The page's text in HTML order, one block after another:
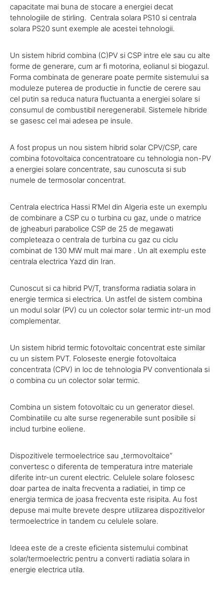
capacitate mai buna de stocare a energiei decat
tehnologiile de stirling. Centrala solara PS10 si centrala
solara PS20 sunt exemple ale acestei tehnologii.
Un sistem hibrid combina (C)PV si CSP intre ele sau cu alte
forme de generare, cum ar fi motorina, eolianul si biogazul.
Forma combinata de generare poate permite sistemului sa
moduleze puterea de productie in functie de cerere sau
cel putin sa reduca natura fluctuanta a energiei solare si
consumul de combustibil neregenerabil. Sistemele hibride
se gasesc cel mai adesea pe insule.
A fost propus un nou sistem hibrid solar CPV/CSP, care
combina fotovoltaica concentratoare cu tehnologia non-PV
a energiei solare concentrate, sau cunoscuta si sub
numele de termosolar concentrat.
Centrala electrica Hassi R’Mel din Algeria este un exemplu
de combinare a CSP cu o turbina cu gaz, unde o matrice
de jgheaburi parabolice CSP de 25 de megawati
completeaza o centrala de turbina cu gaz cu ciclu
combinat de 130 MW mult mai mare . Un alt exemplu este
centrala electrica Yazd din Iran.
Cunoscut si ca hibrid PV/T, transforma radiatia solara in
energie termica si electrica. Un astfel de sistem combina
un modul solar (PV) cu un colector solar termic intr-un mod
complementar.
Un sistem hibrid termic fotovoltaic concentrat este similar
cu un sistem PVT. Foloseste energie fotovoltaica
concentrata (CPV) in loc de tehnologia PV conventionala si
o combina cu un colector solar termic.
Combina un sistem fotovoltaic cu un generator diesel.
Combinatiile cu alte surse regenerabile sunt posibile si
includ turbine eoliene.
Dispozitivele termoelectrice sau „termovoltaice”
convertesc o diferenta de temperatura intre materiale
diferite intr-un curent electric. Celulele solare folosesc
doar partea de inalta frecventa a radiatiei, in timp ce
energia termica de joasa frecventa este risipita. Au fost
depuse mai multe brevete despre utilizarea dispozitivelor
termoelectrice in tandem cu celulele solare.
Ideea este de a creste eficienta sistemului combinat
solar/termoelectric pentru a converti radiatia solara in
energie electrica utila.